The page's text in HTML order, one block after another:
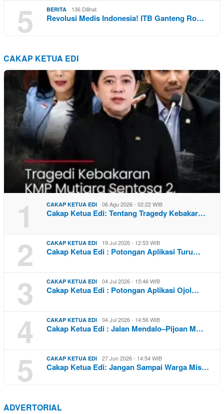
5
BERITA 136 Dilihat
Revolusi Medis Indonesia! ITB Ganteng Ro…
CAKAP KETUA EDI
1 CAKAP KETUA EDI 06 Agu 2026 - 02:22 WIB
Cakap Ketua Edi: Tentang Tragedy Kebakar…
2 CAKAP KETUA EDI 19 Jul 2026 - 12:53 WIB
Cakap Ketua Edi : Potongan Aplikasi Turu…
3 CAKAP KETUA EDI 04 Jul 2026 - 15:46 WIB
Cakap Ketua Edi : Potongan Aplikasi Ojol…
4 CAKAP KETUA EDI 04 Jul 2026 - 14:56 WIB
Cakap Ketua Edi : Jalan Mendalo–Pijoan M…
5 CAKAP KETUA EDI 27 Jun 2026 - 14:54 WIB
Cakap Ketua Edi: Jangan Sampai Warga Mis…
ADVERTORIAL